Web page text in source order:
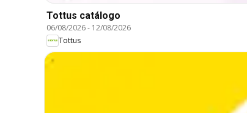
Tottus catálogo
06/08/2026- 12/08/2026
Tottus